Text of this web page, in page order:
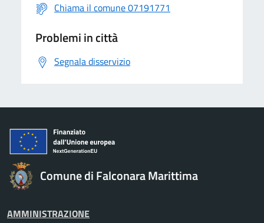
Chiama il comune 07191771
Problemi in città
Segnala disservizio
Comune di Falconara Marittima
AMMINISTRAZIONE